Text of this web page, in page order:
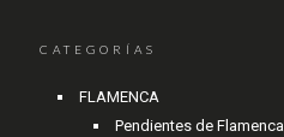
CATEGORÍAS
FLAMENCA
Pendientes de Flamenca